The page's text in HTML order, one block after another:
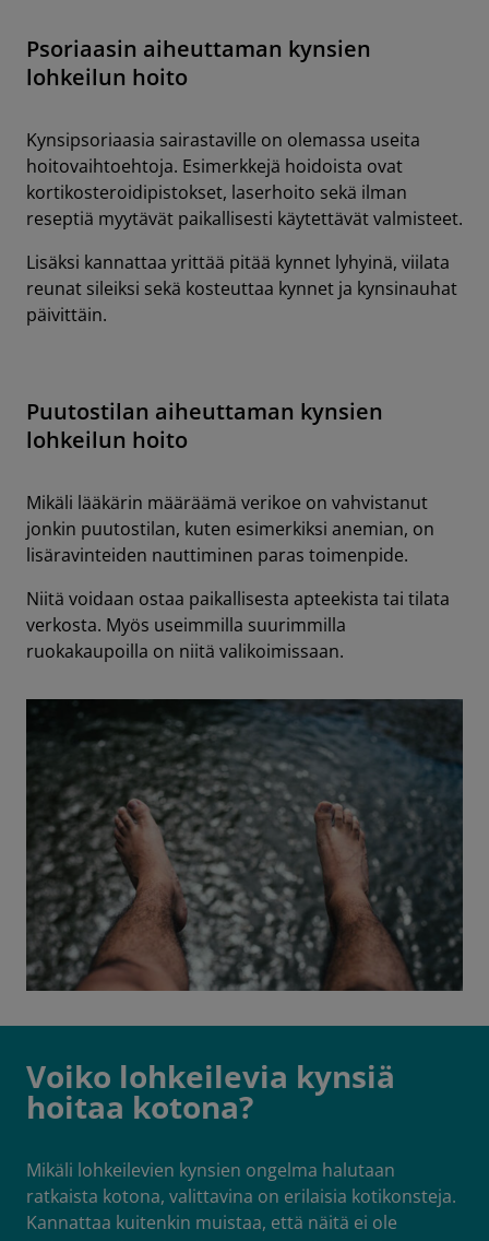
Psoriaasin aiheuttaman kynsien
lohkeilun hoito
Kynsipsoriaasia sairastaville on olemassa useita
hoitovaihtoehtoja. Esimerkkejä hoidoista ovat
kortikosteroidipistokset, laserhoito sekä ilman
reseptiä myytävät paikallisesti käytettävät valmisteet.
Lisäksi kannattaa yrittää pitää kynnet lyhyinä, viilata
reunat sileiksi sekä kosteuttaa kynnet ja kynsinauhat
päivittäin.
Puutostilan aiheuttaman kynsien
lohkeilun hoito
Mikäli lääkärin määräämä verikoe on vahvistanut
jonkin puutostilan, kuten esimerkiksi anemian, on
lisäravinteiden nauttiminen paras toimenpide.
Niitä voidaan ostaa paikallisesta apteekista tai tilata
verkosta. Myös useimmilla suurimmilla
ruokakaupoilla on niitä valikoimissaan.
Voiko lohkeilevia kynsiä
hoitaa kotona?
Mikäli lohkeilevien kynsien ongelma halutaan
ratkaista kotona, valittavina on erilaisia kotikonsteja.
Kannattaa kuitenkin muistaa, että näitä ei ole